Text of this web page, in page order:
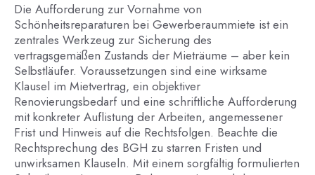
Die Aufforderung zur Vornahme von
Schönheitsreparaturen bei Gewerberaummiete ist ein
zentrales Werkzeug zur Sicherung des
vertragsgemäßen Zustands der Mieträume – aber kein
Selbstläufer. Voraussetzungen sind eine wirksame
Klausel im Mietvertrag, ein objektiver
Renovierungsbedarf und eine schriftliche Aufforderung
mit konkreter Auflistung der Arbeiten, angemessener
Frist und Hinweis auf die Rechtsfolgen. Beachte die
Rechtsprechung des BGH zu starren Fristen und
unwirksamen Klauseln. Mit einem sorgfältig formulierten